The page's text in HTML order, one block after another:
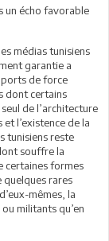
un écho favorable
médias tunisiens
garantie a
de force
dont certains
de l’architecture
l’existence de la
tunisiens reste
souffre la
certaines formes
quelques rares
mêmes, la
militants qu’en